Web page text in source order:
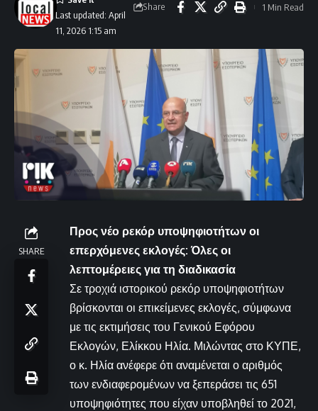
Last updated: April
11, 2026 1:15 am
Share 1 Min Read
SHARE
Προς νέο ρεκόρ υποψηφιοτήτων οι
επερχόμενες εκλογές: Όλες οι
λεπτομέρειες για τη διαδικασία
Σε τροχιά ιστορικού ρεκόρ υποψηφιοτήτων
βρίσκονται οι επικείμενες εκλογές, σύμφωνα
με τις εκτιμήσεις του Γενικού Εφόρου
Εκλογών, Ελίκκου Ηλία. Μιλώντας στο ΚΥΠΕ,
ο κ. Ηλία ανέφερε ότι αναμένεται ο αριθμός
των ενδιαφερομένων να ξεπεράσει τις 651
υποψηφιότητες που είχαν υποβληθεί το 2021,